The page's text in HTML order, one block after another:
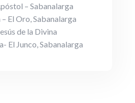
– Sabanalarga
El Oro, Sabanalarga
de la Divina
El Junco, Sabanalarga